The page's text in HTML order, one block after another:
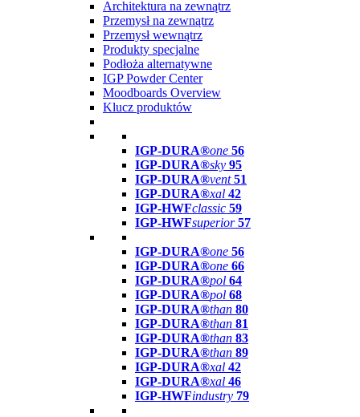
Architektura na zewnątrz
Przemysł na zewnątrz
Przemysł wewnątrz
Produkty specjalne
Podłoża alternatywne
IGP Powder Center
Moodboards Overview
Klucz produktów
IGP-DURA®one 56
IGP-DURA®sky 95
IGP-DURA®vent 51
IGP-DURA®xal 42
IGP-HWFclassic 59
IGP-HWFsuperior 57
IGP-DURA®one 56
IGP-DURA®one 66
IGP-DURA®pol 64
IGP-DURA®pol 68
IGP-DURA®than 80
IGP-DURA®than 81
IGP-DURA®than 83
IGP-DURA®than 89
IGP-DURA®xal 42
IGP-DURA®xal 46
IGP-HWFindustry 79